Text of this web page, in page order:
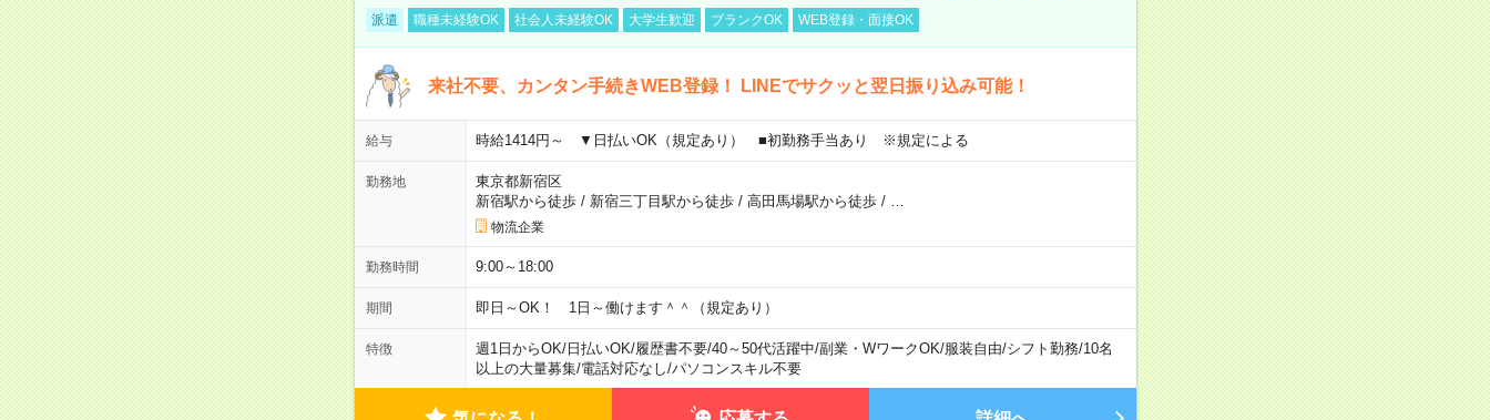
派遣 職種未経験OK 社会人未経験OK 大学生歓迎 ブランクOK WEB登録・面接OK
来社不要、カンタン手続きWEB登録！ LINEでサクッと翌日振り込み可能！
給与 時給1414円～ ▼日払いOK（規定あり） ■初勤務手当あり ※規定による
勤務地
東京都新宿区
新宿駅から徒歩/ 新宿三丁目駅から徒歩/ 高田馬場駅から徒歩/
物流企業
勤務時間 9:00～18:00
期間 即日～OK！ 1日～働けます＾＾（規定あり）
特徴 週1日からOK/日払いOK/履歴書不要/40～50代活躍中/副業・WワークOK/服装自由/シフト勤務/10名
以上の大量募集/電話対応なし/パソコンスキル不要